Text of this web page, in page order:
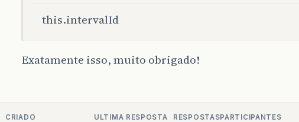
this.intervalId
Exatamente isso, muito obrigado!
CRIADO ULTIMA RESPOSTA RESPOSTASPARTICIPANTES